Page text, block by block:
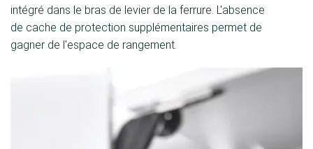
intégré dans le bras de levier de la ferrure. L'absence
de cache de protection supplémentaires permet de
gagner de l'espace de rangement.